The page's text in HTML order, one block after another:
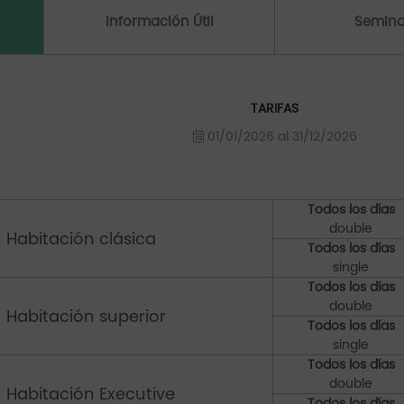
Información Útil
TARIFAS
01/01/2026 al 31/12/2026
Habitación clásica
Todos los días
double
Todos los días
single
Habitación superior
Todos los días
double
Todos los días
single
Habitación Executive
Todos los días
double